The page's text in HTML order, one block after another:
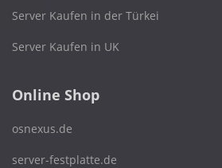
Server Kaufen in der Türkei
Server Kaufen in UK
Online Shop
osnexus.de
server-festplatte.de